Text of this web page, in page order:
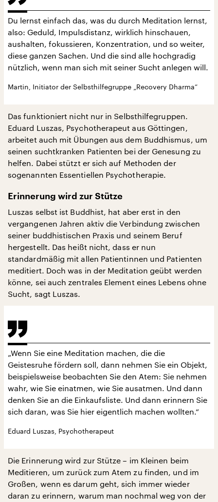
Du lernst einfach das, was du durch Meditation lernst,
also: Geduld, Impulsdistanz, wirklich hinschauen,
aushalten, fokussieren, Konzentration, und so weiter,
diese ganzen Sachen. Und die sind alle hochgradig
nützlich, wenn man sich mit seiner Sucht anlegen will.
Martin, Initiator der Selbsthilfegruppe „Recovery Dharma“
Das funktioniert nicht nur in Selbsthilfegruppen.
Eduard Luszas, Psychotherapeut aus Göttingen,
arbeitet auch mit Übungen aus dem Buddhismus, um
seinen suchtkranken Patienten bei der Genesung zu
helfen. Dabei stützt er sich auf Methoden der
sogenannten Essentiellen Psychotherapie.
Erinnerung wird zur Stütze
Luszas selbst ist Buddhist, hat aber erst in den
vergangenen Jahren aktiv die Verbindung zwischen
seiner buddhistischen Praxis und seinem Beruf
hergestellt. Das heißt nicht, dass er nun
standardmäßig mit allen Patientinnen und Patienten
meditiert. Doch was in der Meditation geübt werden
könne, sei auch zentrales Element eines Lebens ohne
Sucht, sagt Luszas.
„Wenn Sie eine Meditation machen, die die
Geistesruhe fördern soll, dann nehmen Sie ein Objekt,
beispielsweise beobachten Sie den Atem: Sie nehmen
wahr, wie Sie einatmen, wie Sie ausatmen. Und dann
denken Sie an die Einkaufsliste. Und dann erinnern Sie
sich daran, was Sie hier eigentlich machen wollten.“
Eduard Luszas, Psychotherapeut
Die Erinnerung wird zur Stütze – im Kleinen beim
Meditieren, um zurück zum Atem zu finden, und im
Großen, wenn es darum geht, sich immer wieder
daran zu erinnern, warum man nochmal weg von der